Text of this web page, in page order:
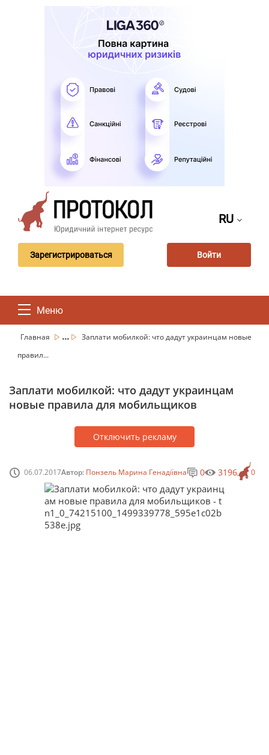
RU
Зарегистрироваться Войти
Меню
Главная ...
Заплати мобилкой: что дадут украинцам новые
правил...
Заплати мобилкой: что дадут украинцам
новые правила для мобильщиков
Отключить рекламу
06.07.2017Автор: Понзель Марина Генадіївна 0
0 3196